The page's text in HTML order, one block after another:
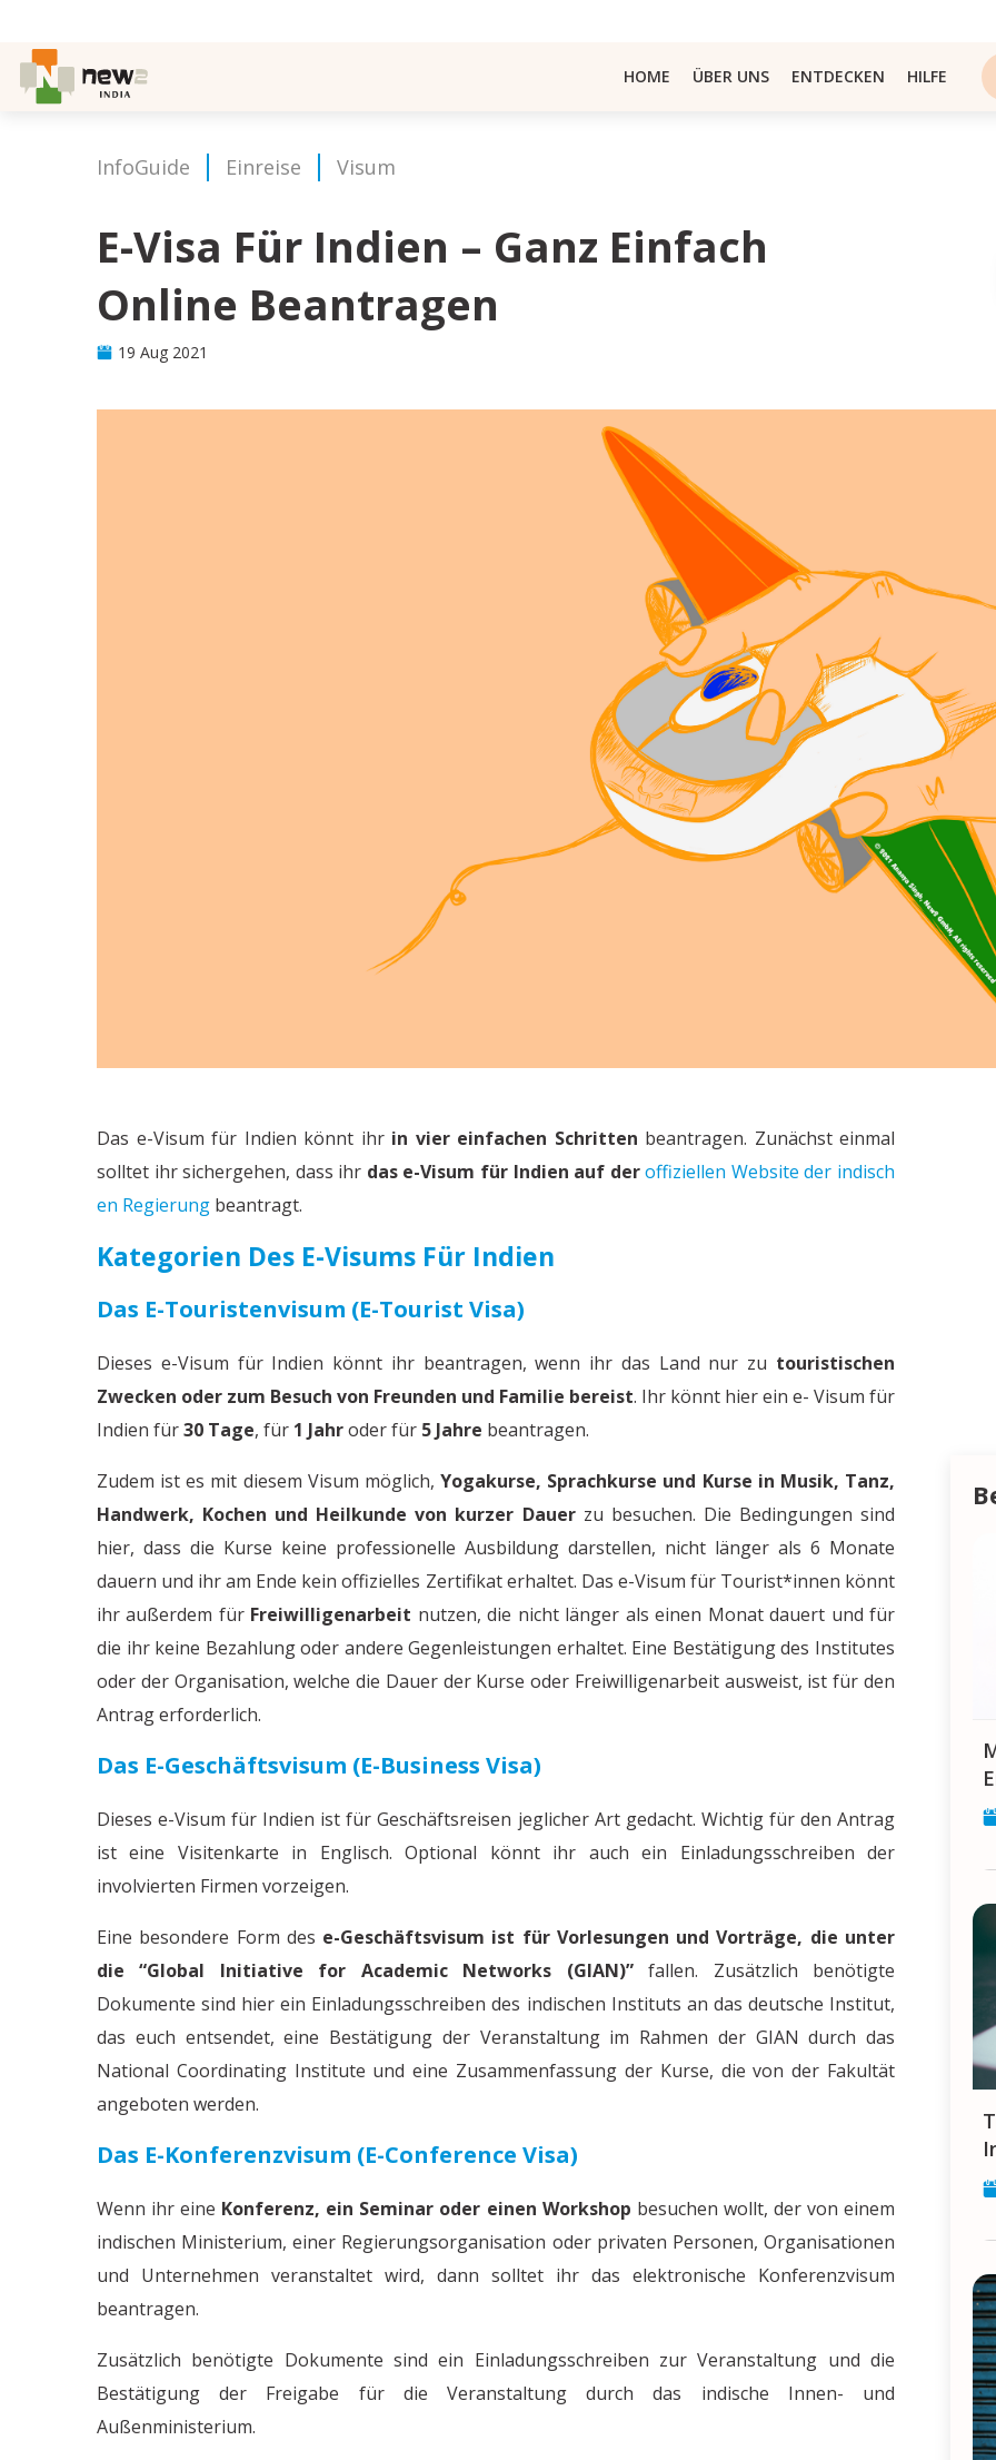
HOME ÜBER UNS ENTDECKEN HILFE
InfoGuide Einreise Visum
E-Visa Für Indien – Ganz Einfach
Online Beantragen
19 Aug 2021
Das e-Visum für Indien könnt ihr in vier einfachen Schritten beantragen. Zunächst einmal
solltet ihr sichergehen, dass ihr das e-Visum für Indien auf der offiziellen Website der indisch
en Regierung beantragt.
Kategorien Des E-Visums Für Indien
Das E-Touristenvisum (e-Tourist Visa)
Dieses e-Visum für Indien könnt ihr beantragen, wenn ihr das Land nur zu touristischen
Zwecken oder zum Besuch von Freunden und Familie bereist. Ihr könnt hier ein e- Visum für
Indien für30 Tage, für 1 Jahroder für 5 Jahre beantragen.
Zudem ist es mit diesem Visum möglich,Yogakurse, Sprachkurse und Kurse in Musik, Tanz,
Handwerk, Kochen und Heilkunde von kurzer Dauerzu besuchen. Die Bedingungen sind
hier, dass die Kurse keine professionelle Ausbildung darstellen, nicht länger als 6 Monate
dauern und ihr am Ende kein offizielles Zertifikat erhaltet. Das e-Visum für Tourist*innen könnt
ihr außerdem fürFreiwilligenarbeit nutzen, die nicht länger als einen Monat dauert und für
die ihr keine Bezahlung oder andere Gegenleistungen erhaltet. Eine Bestätigung des Institutes
oder der Organisation, welche die Dauer der Kurse oder Freiwilligenarbeit ausweist, ist für den
Antrag erforderlich.
Das E-Geschäftsvisum (e-Business Visa)
Dieses e-Visum für Indien ist für Geschäftsreisen jeglicher Art gedacht. Wichtig für den Antrag
ist eine Visitenkarte in Englisch. Optional könnt ihr auch ein Einladungsschreiben der
involvierten Firmen vorzeigen.
Eine besondere Form des e-Geschäftsvisum ist für Vorlesungen und Vorträge, die unter
die “Global Initiative for Academic Networks (GIAN)”fallen. Zusätzlich benötigte
Dokumente sind hier ein Einladungsschreiben des indischen Instituts an das deutsche Institut,
das euch entsendet, eine Bestätigung der Veranstaltung im Rahmen der GIAN durch das
National Coordinating Institute und eine Zusammenfassung der Kurse, die von der Fakultät
angeboten werden.
Das E-Konferenzvisum (e-Conference Visa)
Wenn ihr eine Konferenz, ein Seminar oder einen Workshop besuchen wollt, der von einem
indischen Ministerium, einer Regierungsorganisation oder privaten Personen, Organisationen
und Unternehmen veranstaltet wird, dann solltet ihr das elektronische Konferenzvisum
beantragen.
Zusätzlich benötigte Dokumente sind ein Einladungsschreiben zur Veranstaltung und die
Bestätigung der Freigabe für die Veranstaltung durch das indische Innen- und
Außenministerium.
Makar
Tipps und Tricks für die Jobsuche in